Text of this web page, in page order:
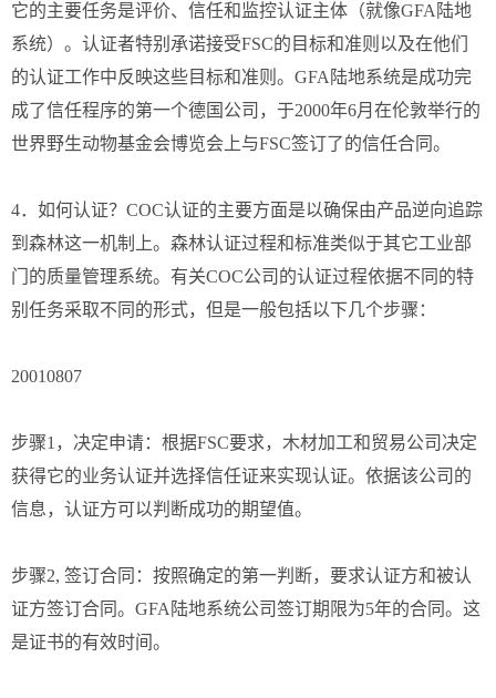
它的主要任务是评价、信任和监控认证主体（就像GFA陆地
系统）。认证者特别承诺接受FSC的目标和准则以及在他们
的认证工作中反映这些目标和准则。GFA陆地系统是成功完
成了信任程序的第一个德国公司，于2000年6月在伦敦举行的
世界野生动物基金会博览会上与FSC签订了的信任合同。
4．如何认证？COC认证的主要方面是以确保由产品逆向追踪
到森林这一机制上。森林认证过程和标准类似于其它工业部
门的质量管理系统。有关COC公司的认证过程依据不同的特
别任务采取不同的形式，但是一般包括以下几个步骤：
20010807
步骤1，决定申请：根据FSC要求，木材加工和贸易公司决定
获得它的业务认证并选择信任证来实现认证。依据该公司的
信息，认证方可以判断成功的期望值。
步骤2, 签订合同：按照确定的第一判断，要求认证方和被认
证方签订合同。GFA陆地系统公司签订期限为5年的合同。这
是证书的有效时间。